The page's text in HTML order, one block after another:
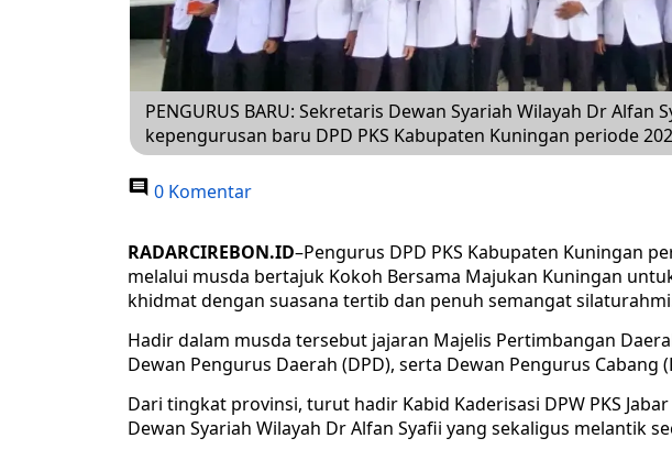
PENGURUS BARU: Sekretaris Dewan Syariah Wilayah Dr Alfan
kepengurusan baru DPD PKS Kabupaten Kuningan periode
0 Komentar
RADARCIREBON.ID–Pengurus DPD PKS Kabupaten Kuningan
melalui musda bertajuk Kokoh Bersama Majukan Kuningan
khidmat dengan suasana tertib dan penuh semangat
Hadir dalam musda tersebut jajaran Majelis Pertimbangan
Dewan Pengurus Daerah (DPD), serta Dewan Pengurus Cabang
Dari tingkat provinsi, turut hadir Kabid Kaderisasi DPW PKS
Dewan Syariah Wilayah Dr Alfan Syafii yang sekaligus melantik